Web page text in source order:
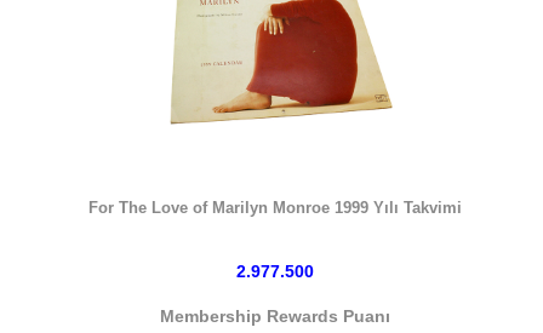
For The Love of Marilyn Monroe 1999 Yılı Takvimi
2.977.500
Membership Rewards Puanı